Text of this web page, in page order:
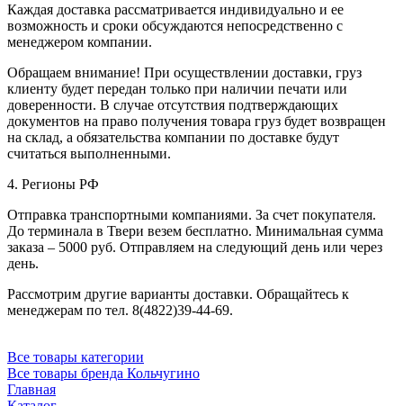
Каждая доставка рассматривается индивидуально и ее
возможность и сроки обсуждаются непосредственно с
менеджером компании.
Обращаем внимание! При осуществлении доставки, груз
клиенту будет передан только при наличии печати или
доверенности. В случае отсутствия подтверждающих
документов на право получения товара груз будет возвращен
на склад, а обязательства компании по доставке будут
считаться выполненными.
4. Регионы РФ
Отправка транспортными компаниями. За счет покупателя.
До терминала в Твери везем бесплатно. Минимальная сумма
заказа – 5000 руб. Отправляем на следующий день или через
день.
Рассмотрим другие варианты доставки. Обращайтесь к
менеджерам по тел. 8(4822)39-44-69.
Все товары категории
Все товары бренда Кольчугино
Главная